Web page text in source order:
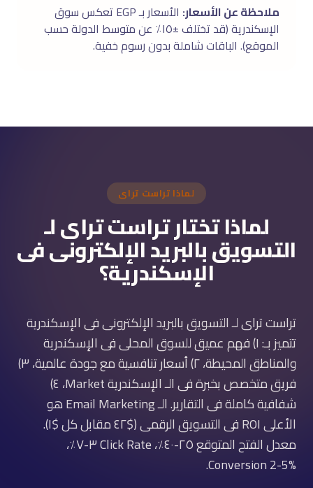
ملاحظة عن الأسعار:
الأسعار بـ EGP تعكس سوق
الإسكندرية (قد تختلف ±١٥٪ عن متوسط الدولة حسب
الموقع). الباقات شاملة بدون رسوم خفية.
لماذا تراست تراى
لماذا تختار تراست تراى لـ
التسويق بالبريد الإلكترونى فى
الإسكندرية؟
تراست تراى لـ التسويق بالبريد الإلكترونى فى الإسكندرية
تتميز بـ: ١) فهم عميق للسوق المحلى فى الإسكندرية
والمناطق المحيطة، ٢) أسعار تنافسية مع جودة عالمية، ٣)
فريق متخصص بخبرة فى الـ الإسكندرية Market، ٤)
شفافية كاملة فى التقارير. الـ Email Marketing هو
الأعلى ROI فى التسويق الرقمى ($٤٢ مقابل كل $١).
معدل الفتح المتوقع ٢٥-٤٠٪، Click Rate ٣-٧٪،
Conversion 2-5%.